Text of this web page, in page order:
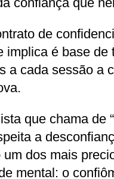
de
implica é base de
a cada sessão a
que chama de
a
um dos mais
mental: o